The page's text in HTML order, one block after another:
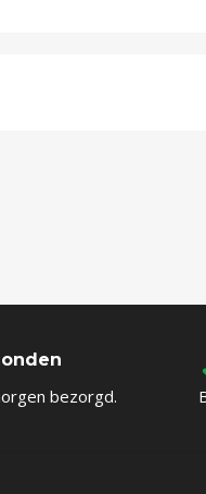
bezorgd.